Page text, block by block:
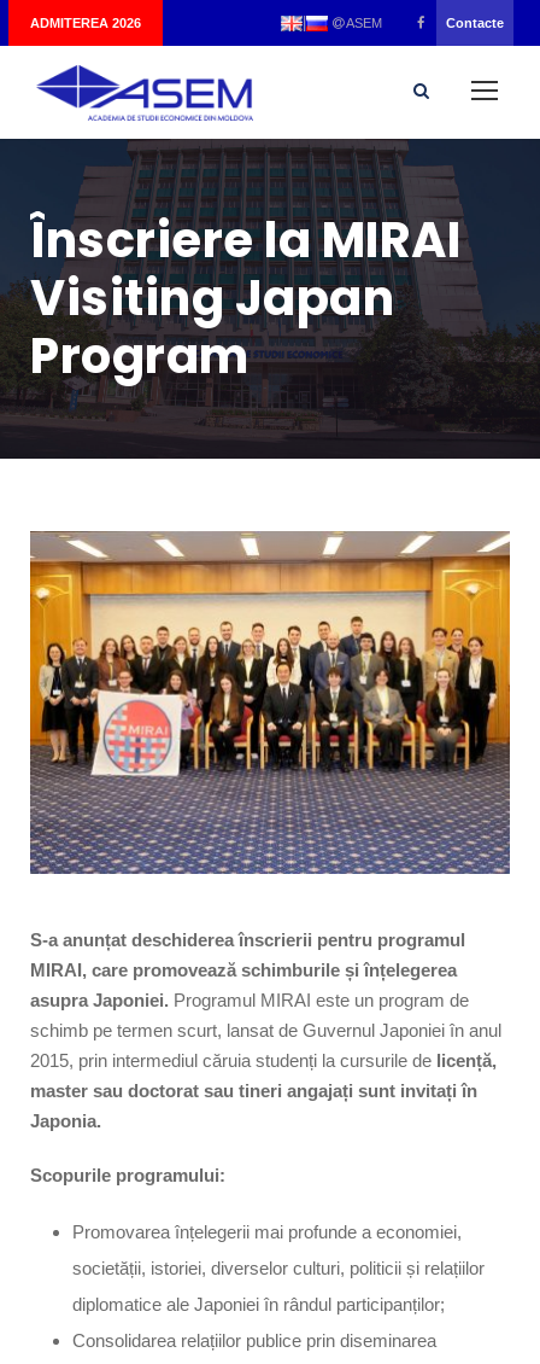
ADMITEREA 2026 ASEM Contacte
Înscriere la MIRAI
Visiting Japan
Program
S-a anunțat deschiderea înscrierii pentru programul
MIRAI, care promovează schimburile și înțelegerea
asupra Japoniei. Programul MIRAI este un program de
schimb pe termen scurt, lansat de Guvernul Japoniei în anul
2015, prin intermediul căruia studenți la cursurile de licență,
master sau doctorat sau tineri angajați sunt invitați în
Japonia.
Scopurile programului:
Promovarea înțelegerii mai profunde a economiei,
societății, istoriei, diverselor culturi, politicii și relațiilor
diplomatice ale Japoniei în rândul participanților;
Consolidarea relațiilor publice prin diseminarea